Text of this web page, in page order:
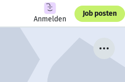
Anmelden
Job posten